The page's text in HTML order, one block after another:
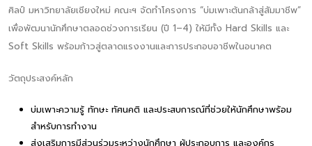
ศิลป์ มหาวิทยาลัยเชียงใหม่ คณะฯ จัดทำโครงการ “บ่มเพาะต้นกล้าสู่สัมมาชีพ”
เพื่อพัฒนานักศึกษาตลอดช่วงการเรียน (ปี 1–4) ให้มีทั้ง Hard Skills และ
Soft Skills พร้อมก้าวสู่ตลาดแรงงานและการประกอบอาชีพในอนาคต
วัตถุประสงค์หลัก
บ่มเพาะความรู้ ทักษะ ทัศนคติ และประสบการณ์ที่ช่วยให้นักศึกษาพร้อม
สำหรับการทำงาน
ส่งเสริมการมีส่วนร่วมระหว่างนักศึกษา ผู้ประกอบการ และองค์กร